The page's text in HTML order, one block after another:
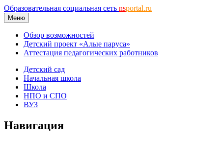
Образовательная социальная сеть nsportal.ru
Меню
Обзор возможностей
Детский проект «Алые паруса»
Аттестация педагогических работников
Детский сад
Начальная школа
Школа
НПО и СПО
ВУЗ
Навигация